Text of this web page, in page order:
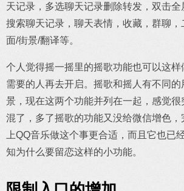
天记录，多选聊天记录删除转发，双击全
搜索聊天记录，聊天表情，收藏，群聊
面/街景/翻译等。
个人觉得摇一摇里的摇歌功能也可以这
需要的人再去开启。摇歌和摇人有不同的
景，现在这两个功能并列在一起，感觉
混了，多了摇歌的功能又没给微信增色
上QQ音乐做这个事更合适，而且它也已
知为什么要留恋这样的小功能。